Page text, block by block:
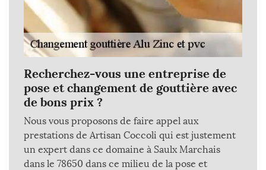
Recherchez-vous une entreprise de
pose et changement de gouttière avec
de bons prix ?
Nous vous proposons de faire appel aux
prestations de Artisan Coccoli qui est justement
un expert dans ce domaine à Saulx Marchais
dans le 78650 dans ce milieu de la pose et